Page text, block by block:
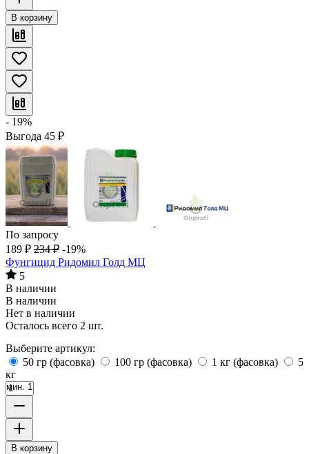
В корзину
- 19%
Выгода 45 ₽
По запросу
189 ₽ 234 ₽ -19%
Фунгицид Ридомил Голд МЦ
5
В наличии
В наличии
Нет в наличии
Осталось всего 2 шт.
Выберите артикул:
50 гр (фасовка)
100 гр (фасовка) 1 кг (фасовка)
5
кг
мин. 1
В корзину